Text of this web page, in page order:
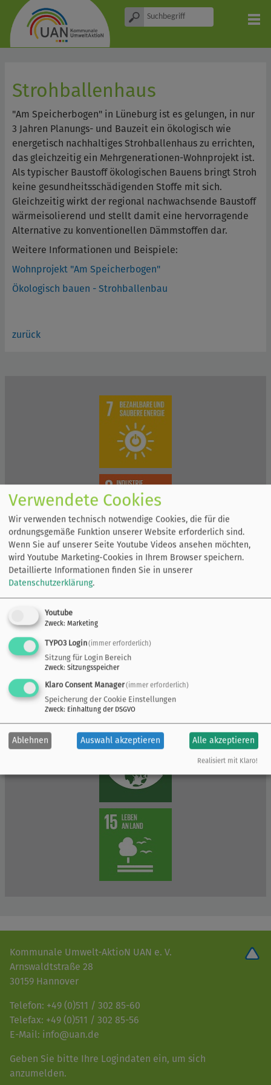
Strohballenhaus
"Am Speicherbogen" in Lüneburg ist es gelungen, in nur
3 Jahren Planungs- und Bauzeit ein ökologisch wie
energetisch nachhaltiges Strohballenhaus zu errichten,
das gleichzeitig ein Mehrgenerationen-Wohnprojekt ist.
Als typischer Baustoff ökologischen Bauens bringt Stroh
keine gesundheitsschädigenden Stoffe mit sich.
Gleichzeitig wirkt der regional nachwachsende Baustoff
wärmeisolierend und stellt damit eine hervorragende
Alternative zu konventionellen Dämmstoffen dar.
Weitere Informationen und Beispiele:
Wohnprojekt "Am Speicherbogen"
Ökologisch bauen - Strohballenbau
zurück
Kommunale Umwelt-AktioN UAN e. V.
Arnswaldtstraße 28
30159 Hannover
Telefon: +49 (0)511 / 302 85-60
Telefax: +49 (0)511 / 302 85-56
E-Mail: info@uan.de
Geben Sie bitte Ihre Logindaten ein, um sich
anzumelden.
Verwendete Cookies
Wir verwenden technisch notwendige Cookies, die für die
ordnungsgemäße Funktion unserer Website erforderlich sind.
Wenn Sie auf unserer Seite Youtube Videos ansehen möchten,
wird Youtube Marketing-Cookies in Ihrem Browser speichern.
Detaillierte Informationen finden Sie in unserer
Datenschutzerklärung.
Youtube
Zweck: Marketing
TYPO3 Login(immer erforderlich)
Sitzung für Login Bereich
Zweck: Sitzungsspeicher
Klaro Consent Manager(immer erforderlich)
Speicherung der Cookie Einstellungen
Zweck: Einhaltung der DSGVO
Ablehnen Auswahl akzeptieren Alle akzeptieren
Realisiert mit Klaro!